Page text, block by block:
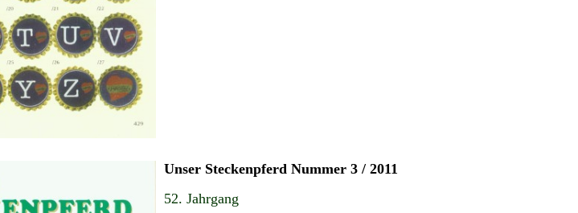
Unser Steckenpferd Nummer 3 / 2011
52. Jahrgang